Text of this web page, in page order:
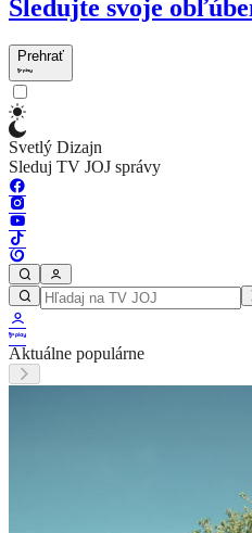
Sledujte svoje
Prehrať
Svetlý Dizajn
Sleduj TV JOJ správy
Aktuálne populárne